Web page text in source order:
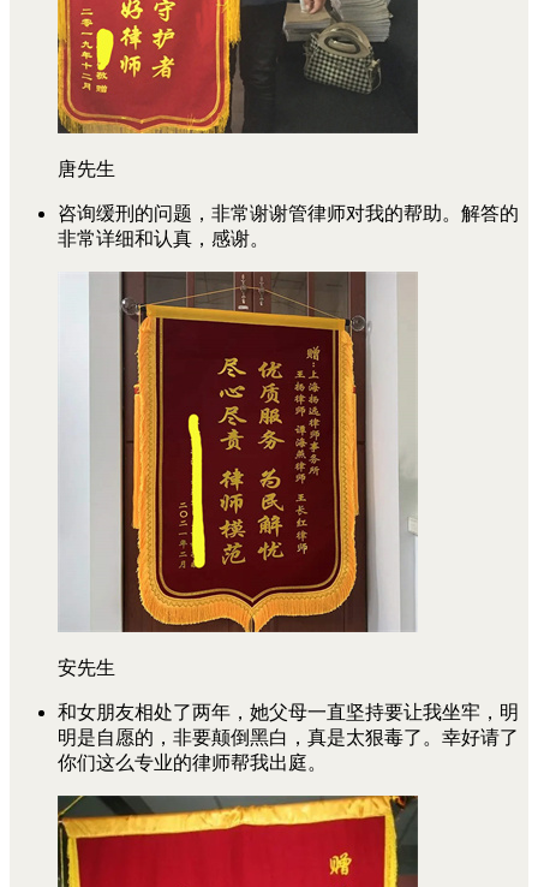
唐先生
咨询缓刑的问题，非常谢谢管律师对我的帮助。解答的
非常详细和认真，感谢。
安先生
和女朋友相处了两年，她父母一直坚持要让我坐牢，明
明是自愿的，非要颠倒黑白，真是太狠毒了。幸好请了
你们这么专业的律师帮我出庭。